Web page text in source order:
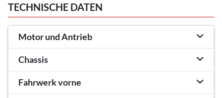
TECHNISCHE DATEN
Motor und Antrieb
Chassis
Fahrwerk vorne